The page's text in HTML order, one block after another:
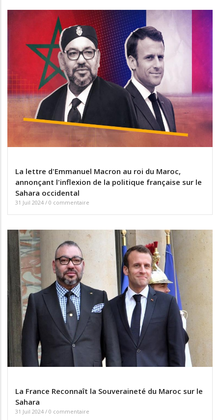
La lettre d'Emmanuel Macron au roi du Maroc,
annonçant l'inflexion de la politique française sur le
Sahara occidental
31 Juil 2024 / 0 commentaire
La France Reconnaît la Souveraineté du Maroc sur le
Sahara
31 Juil 2024 / 0 commentaire